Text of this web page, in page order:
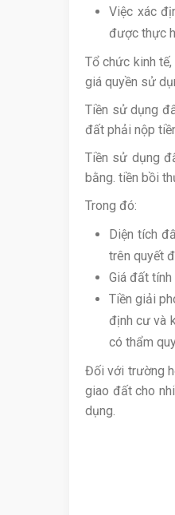
Việc xác
được thực
Tổ chức kinh
giá quyền sử
Tiền sử dụng
đất phải nộp
Tiền sử dụng
bằng. tiền bồi
Trong đó:
Diện tích
trên quyết
Giá đất
Tiền giải
định cư và
có thẩm
Đối với trường
giao đất cho
dụng.